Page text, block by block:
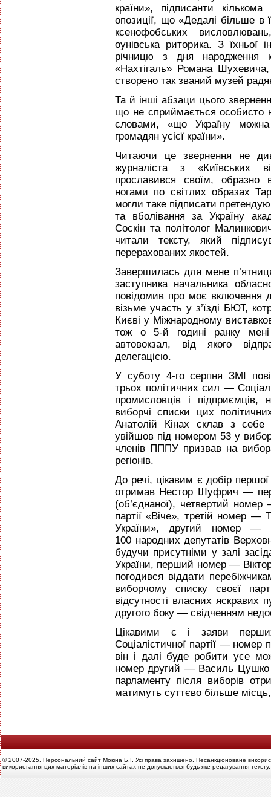
країни», підписанти
опозиції, що «Дедалі більше в
ксенофобських
оунівська риторика. З їхньої
річницю з дня народження
«Нахтігаль» Романа
створено так званий музей
Та й інші абзаци цього
що не сприймається особисто
словами, «що Україну
громадян усієї країни».
Читаючи це звернення не
журналіста з «Київських
прославився своїм, образно
ногами по світлих образах
могли таке підписати
та вболівання за Україну
Соскін та політолог
читали тексту, який
перерахованих якостей.
Завершилась для мене
заступника начальника
повідомив про моє включення
візьме участь у з’їзді БЮТ,
Києві у Міжнародному
тож о 5-й годині ранку мені
автовокзал, від якого
делегацією.
У суботу 4-го серпня ЗМІ
трьох політичних сил —
промисловців і
виборчі списки цих
Анатолій Кінах склав з себе
увійшов під номером 53 у
членів ПППУ призвав на
регіонів.
До речі, цікавим є добір першої
отримав Нестор Шуфрич —
(об’єднаної), четвертий
партії «Віче», третій номер
України», другий номер —
100 народних депутатів
будучи присутніми у залі
України, перший номер —
погодився віддати
виборчому списку своєї
відсутності власних яскравих
другого боку — свідченням
Цікавими є і заяви
Соціалістичної партії —
він і далі буде робити усе
номер другий — Василь Цушко
парламенту після виборів
матимуть суттєво більше
© 2007-2025. Персональний сайт Мокіна Б.І. Усі права захищено. Несанкціоноване
використання цих матеріалів на інших сайтах не допускається будь-яке редагування